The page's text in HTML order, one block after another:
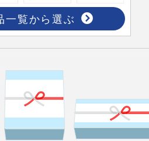
一覧から選ぶ